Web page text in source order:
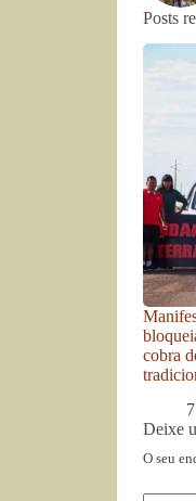
Posts
cobra
Deixe
O seu